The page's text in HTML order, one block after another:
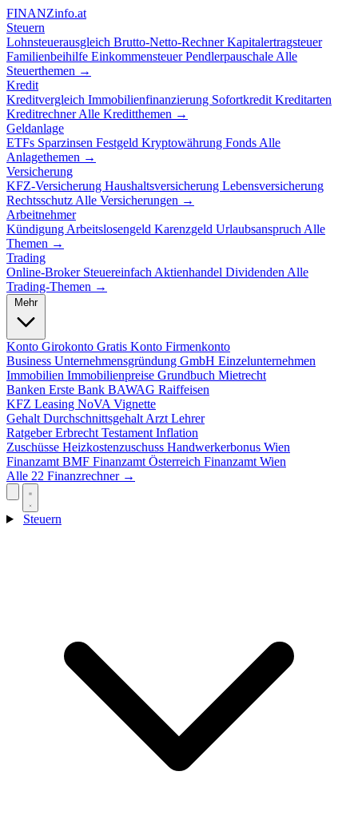
FINANZinfo.at
Steuern
Lohnsteuerausgleich Brutto-Netto-RechnerKapitalertragsteuer
Familienbeihilfe EinkommensteuerPendlerpauschale Alle
Steuerthemen →
Kredit
Kreditvergleich Immobilienfinanzierung Sofortkredit Kreditarten
KreditrechnerAlle Kreditthemen →
Geldanlage
ETFs Sparzinsen Festgeld Kryptowährung Fonds Alle
Anlagethemen →
Versicherung
KFZ-Versicherung Haushaltsversicherung Lebensversicherung
Rechtsschutz Alle Versicherungen →
Arbeitnehmer
Kündigung Arbeitslosengeld Karenzgeld Urlaubsanspruch Alle
Themen →
Trading
Online-Broker Steuereinfach Aktienhandel Dividenden Alle
Trading-Themen →
Mehr
Konto Girokonto Gratis Konto Firmenkonto
Business Unternehmensgründung GmbH Einzelunternehmen
Immobilien Immobilienpreise Grundbuch Mietrecht
Banken Erste Bank BAWAG Raiffeisen
KFZ Leasing NoVA Vignette
Gehalt Durchschnittsgehalt Arzt Lehrer
RatgeberErbrecht Testament Inflation
Zuschüsse Heizkostenzuschuss Handwerkerbonus Wien
Finanzamt BMF Finanzamt Österreich Finanzamt Wien
Alle 22 Finanzrechner →
Steuern